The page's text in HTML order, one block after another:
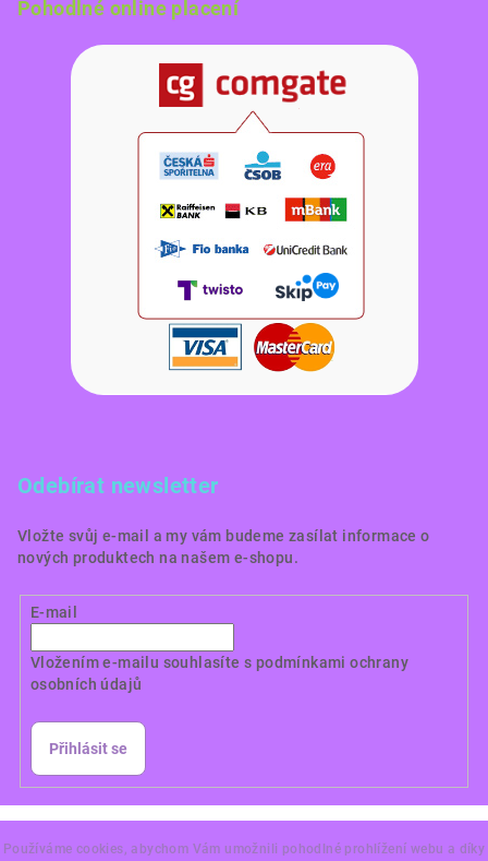
Používáme cookies, abychom Vám umožnili pohodlné prohlížení webu a díky
Pohodlné online placení
Odebírat newsletter
Vložte svůj e-mail a my vám budeme zasílat informace o
nových produktech na našem e-shopu.
E-mail
Vložením e-mailu souhlasíte s podmínkami ochrany
osobních údajů
Přihlásit se
vyhrazena.